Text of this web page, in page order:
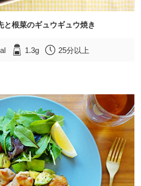
と根菜のギュウギュウ焼き
1.3g 25分以上